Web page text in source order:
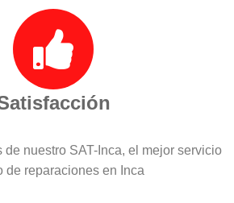
nuestro SAT-Inca, el mejor servicio
de reparaciones en Inca